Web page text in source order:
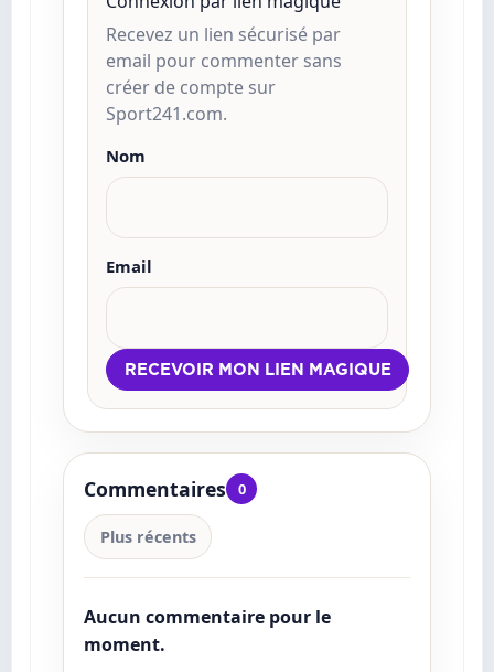
Recevez un lien sécurisé par
email pour commenter sans
créer de compte sur
Sport241.com.
Nom
Email
Commentaires 0
Plus récents
Aucun commentaire pour le
moment.